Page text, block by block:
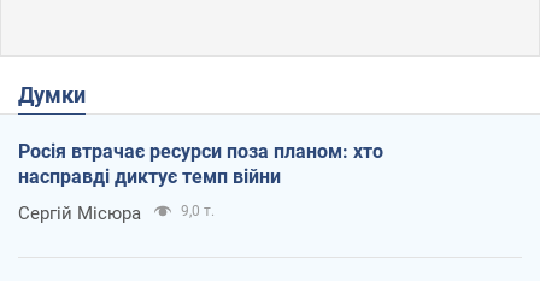
Думки
Росія втрачає ресурси поза планом: хто
насправді диктує темп війни
Сергій Місюра 9,0 т.